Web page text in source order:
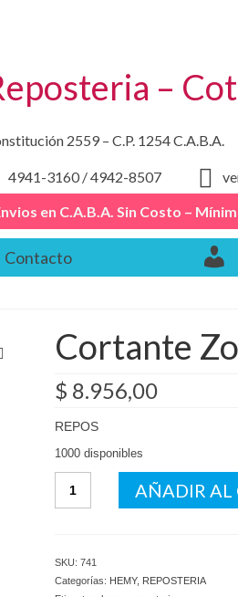
–
2559 – C.P. 1254 C.A.B.A.
4941-3160 / 4942-8507
en C.A.B.A. Sin Costo –
Contacto
Cortante
$ 8.956,00
REPOS
1000 disponibles
Zoologico
AÑADIR AL
SKU: 741
Categorías: HEMY, REPOSTERIA